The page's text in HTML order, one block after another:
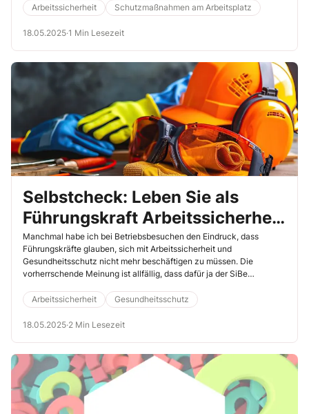
können diese Risiken mit praxiserprobten Massnahmen wirksam
minimieren.
Arbeitssicherheit Schutzmaßnahmen am Arbeitsplatz
18.05.2025·1 Min Lesezeit
Selbstcheck: Leben Sie als
Führungskraft Arbeitssicherheit
und Gesundheitsschutz vor?
Manchmal habe ich bei Betriebsbesuchen den Eindruck, dass
Führungskräfte glauben, sich mit Arbeitssicherheit und
Gesundheitsschutz nicht mehr beschäftigen zu müssen. Die
vorherrschende Meinung ist allfällig, dass dafür ja der SiBe
Arbeitgeber trägt hier die Verantwortung. Diese kann er aber auf
bestimmte Personengruppen, insbesondere auf Führungskräfte,
übertragen.
Arbeitssicherheit Gesundheitsschutz
18.05.2025·2 Min Lesezeit